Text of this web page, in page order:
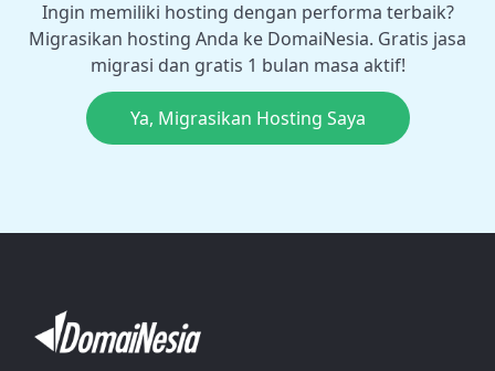
Ingin memiliki hosting dengan performa terbaik?
Migrasikan hosting Anda ke DomaiNesia. Gratis jasa
migrasi dan gratis 1 bulan masa aktif!
Ya, Migrasikan Hosting Saya